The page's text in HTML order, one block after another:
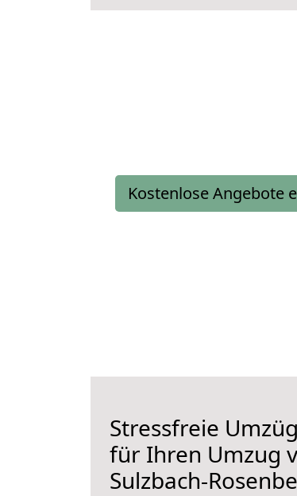
Kostenlose Angebote
Stressfreie
für Ihren Umzug
Sulzbach-